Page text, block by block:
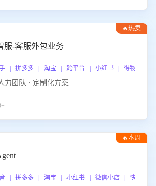
🔥热卖
服-客服外包业务
| 拼多多 | 淘宝 | 跨平台 | 小红书 | 得物 | 企
力团队 · 定制化方案
🔥本周
| 拼多多 | 淘宝 | 小红书 | 微信小店 | 快手 |